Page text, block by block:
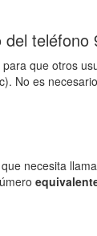
teléfono
para que otros
No es
necesita